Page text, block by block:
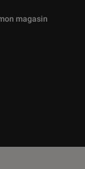
proposées
magasin